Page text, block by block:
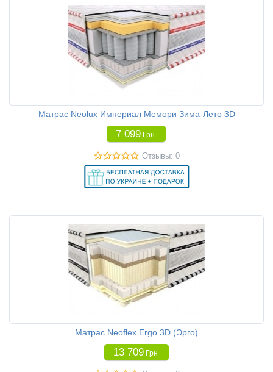
Матрас Neolux Империал Мемори Зима-Лето 3D
7 099 Грн
Отзывы: 0
Матрас Neoflex Ergo 3D (Эрго)
13 709 Грн